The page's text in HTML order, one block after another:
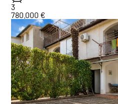
3
780.000 €